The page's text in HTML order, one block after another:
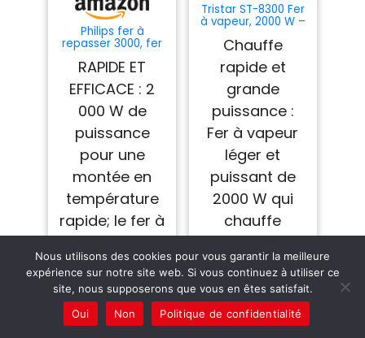
Philips fer à
repasser 3000, fer
2000W,réservoir
RAPIDE ET
EFFICACE : 2
000 W de
puissance
pour une
montée en
température
rapide; le fer à
repasser
Philips est prêt
en seulement
35s pour un
repassage
Tristar ST-8300 Fer
à vapeur, 2000 W –
Semelle en
céramique -
réglable - Fonction
Vapeur verticale et
Spray -
Autonettoyant -
Repassage Facile
et Rapide pour des
Résultats Parfaits
Chauffe
rapide et
grande
puissance :
Fer à vapeur
léger et
puissant de
2000 W qui
chauffe
rapidement et
rend le
repassage
quotidien plus
rapide et plus
Nous utilisons des cookies pour vous garantir la meilleure
expérience sur notre site web. Si vous continuez à utiliser ce
site, nous supposerons que vous en êtes satisfait.
Oui
Non Politique de confidentialité